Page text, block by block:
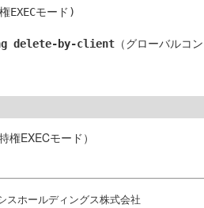
EXECモード)
delete-by-client
権EXECモード）
スホールディングス株式会社